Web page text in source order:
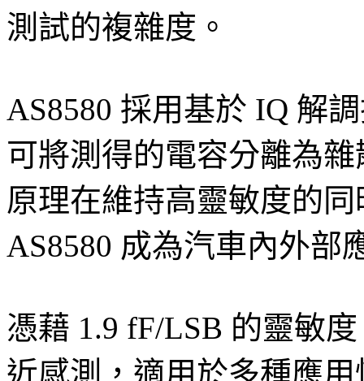
測試的複雜度。
AS8580 採用基於 IQ 解
可將測得的電容分離為
原理在維持高靈敏度的
AS8580 成為汽車內外部
憑藉 1.9 fF/LSB 的靈敏
近感測，適用於多種應